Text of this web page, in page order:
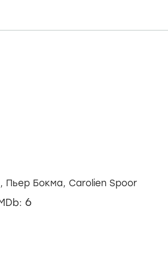
Пьер Бокма, Carolien Spoor
6